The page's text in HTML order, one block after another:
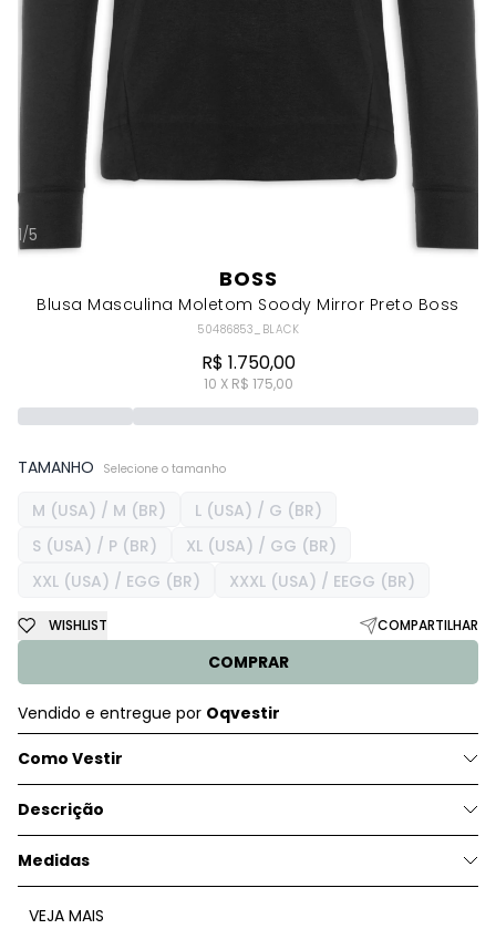
1/5
BOSS
Blusa Masculina Moletom Soody Mirror Preto Boss
50486853_BLACK
R$ 1.750,00
10 X R$ 175,00
TAMANHO Selecione o tamanho
M (USA) / M (BR)
L (USA) / G (BR)
S (USA) / P (BR)
XL (USA) / GG (BR)
XXL (USA) / EGG (BR)
XXXL (USA) / EEGG (BR)
COMPRAR
WISHLIST COMPARTILHAR
Vendido e entregue por Oqvestir
Como Vestir
Descrição
Medidas
VEJA MAIS